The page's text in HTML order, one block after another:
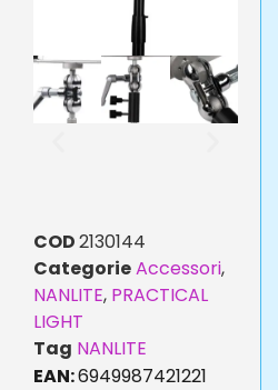
COD2130144
CategorieAccessori,
NANLITE, PRACTICAL
LIGHT
Tag NANLITE
EAN:6949987421221